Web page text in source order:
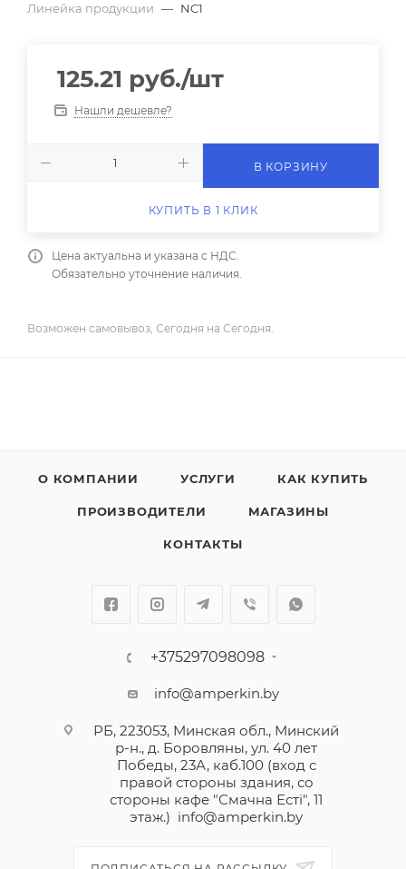
Линейка продукции — NC1
125.21 руб./шт
Нашли дешевле?
В КОРЗИНУ
КУПИТЬ В 1 КЛИК
Цена актуальна и указана с НДС.
Обязательно уточнение наличия.
Возможен самовывоз, Сегодня на Сегодня.
О КОМПАНИИ УСЛУГИ КАК КУПИТЬ
ПРОИЗВОДИТЕЛИ МАГАЗИНЫ
КОНТАКТЫ
+375297098098
info@amperkin.by
РБ, 223053, Минская обл., Минский
р-н., д. Боровляны, ул. 40 лет
Победы, 23А, каб.100 (вход с
правой стороны здания, со
стороны кафе "Смачна Естi", 11
этаж.) info@amperkin.by